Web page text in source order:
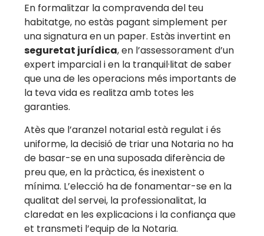
En formalitzar la compravenda del teu
habitatge, no estàs pagant simplement per
una signatura en un paper. Estàs invertint en
seguretat jurídica, en l’assessorament d’un
expert imparcial i en la tranquil·litat de saber
que una de les operacions més importants de
la teva vida es realitza amb totes les
garanties.
Atès que l’aranzel notarial està regulat i és
uniforme, la decisió de triar una Notaria no ha
de basar-se en una suposada diferència de
preu que, en la pràctica, és inexistent o
mínima. L’elecció ha de fonamentar-se en la
qualitat del servei, la professionalitat, la
claredat en les explicacions i la confiança que
et transmeti l’equip de la Notaria.